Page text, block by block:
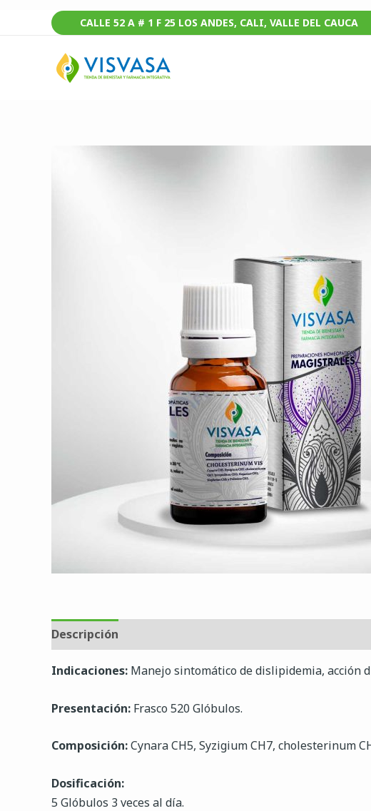
CALLE 52 A # 1 F 25 LOS ANDES, CALI, VALLE DEL CAUCA
Descripción
Indicaciones: Manejo sintomático de dislipidemia, acción
Presentación: Frasco 520 Glóbulos.
Composición:Cynara CH5, Syzigium CH7, cholesterinum
Dosificación:
5 Glóbulos 3 veces al día.